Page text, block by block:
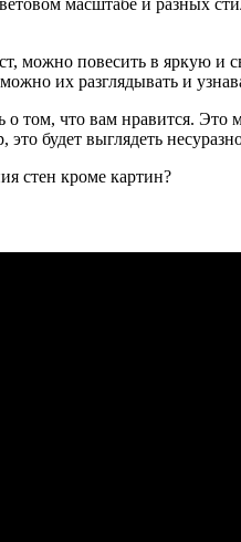
можно повесить в яркую и
их разглядывать и
том, что вам нравится.
будет выглядеть